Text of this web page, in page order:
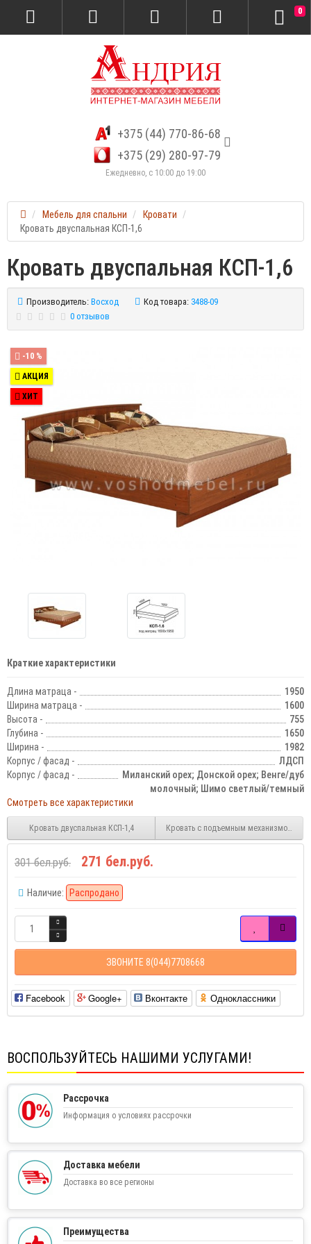
+375 (44) 770-86-68
+375 (29) 280-97-79
Ежедневно, с 10:00 до 19:00
0
Мебель для спальни
Кровати
Кровать двуспальная КСП-1,6
Кровать двуспальная КСП-1,6
Производитель: Восход Код товара: 3488-09
0 отзывов
-10 %
АКЦИЯ
ХИТ
Краткие характеристики
Длина матраца -
1950
Ширина матраца -
1600
Высота -
755
Глубина -
1650
Ширина -
1982
Корпус / фасад -
ЛДСП
Корпус / фасад -
Миланский орех; Донской орех; Венге/дуб
молочный; Шимо светлый/темный
Смотреть все характеристики
Кровать двуспальная КСП-1,4 Кровать с подъемным механизмом
301 бел.руб. 271 бел.руб.
Наличие: Распродано
ЗВОНИТЕ 8(044)7708668
Facebook Google+ Вконтакте Одноклассники
ВОСПОЛЬЗУЙТЕСЬ НАШИМИ УСЛУГАМИ!
Рассрочка
Информация о условиях рассрочки
Доставка мебели
Доставка во все регионы
Преимущества